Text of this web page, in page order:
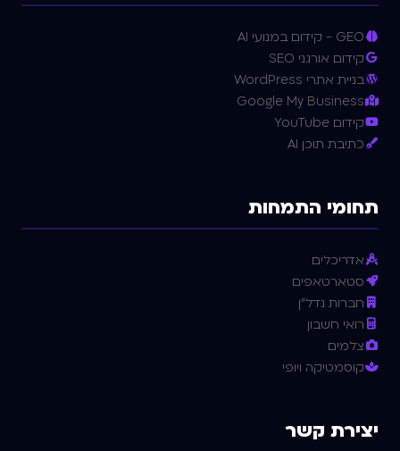
GEO - קידום במנועי AI
קידום אורגני SEO
בניית אתרי WordPress
Google My Business
קידום YouTube
כתיבת תוכן AI
תחומי התמחות
אדריכלים
סטארטאפים
חברות נדל"ן
רואי חשבון
צלמים
קוסמטיקה ויופי
יצירת קשר